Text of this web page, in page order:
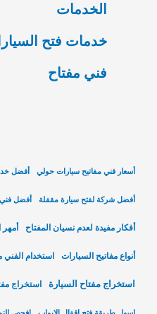
الخدمات
خدمات فتح
فني مفتاح
أسعار فني مفاتيح سيارات حولي أفضل
أفضل شركة لفتح سيارة مقفلة أفضل
أفكار مفيدة لعدم نسيان المفتاح
أنواع مفاتيح السيارات استخدام الفني
استخراج مفتاح السيارة استخراج